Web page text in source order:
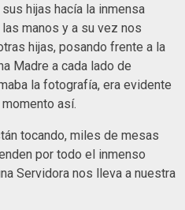
hijas hacía la inmensa
manos y a su vez nos
hijas, posando frente a la
Madre a cada lado de
la fotografía, era evidente
así.
tocando, miles de mesas
por todo el inmenso
Servidora nos lleva a nuestra